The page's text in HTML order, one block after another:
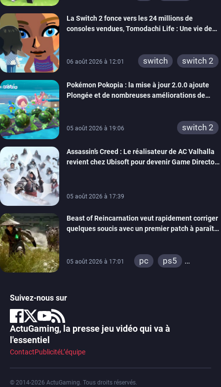
xbox one
wiiu
3ds
ps3
switch 2
La Switch 2 fonce vers les 24 millions de
consoles vendues, Tomodachi Life : Une vie de
06 août 2026 à 12:01 switch switch 2
Pokémon Pokopia : la mise à jour 2.0.0 ajoute
Plongée et de nombreuses améliorations de
05 août 2026 à 19:06 switch 2
Assassin’s Creed : Le réalisateur de AC Valhalla
revient chez Ubisoft pour devenir Game Director
05 août 2026 à 17:39
Beast of Reincarnation veut rapidement corriger
quelques soucis avec un premier patch à paraître
05 août 2026 à 17:01 pc
ps5
Suivez-nous sur
ActuGaming, la presse jeu vidéo qui va à
l'essentiel
ContactPublicitéL’équipe
© 2014-2026 ActuGaming. Tous droits réservés.